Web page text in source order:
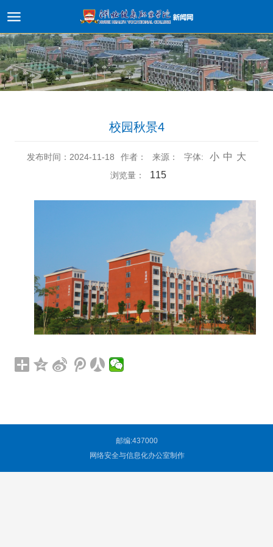
校园秋景4
发布时间：2024-11-18 作者： 来源： 字体: 小 中 大
浏览量： 115
邮编:437000
网络安全与信息化办公室制作